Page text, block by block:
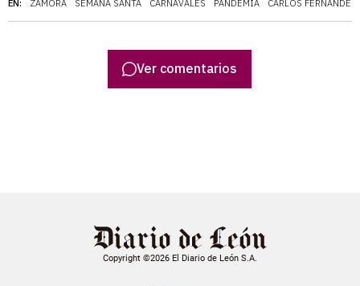
EN: ZAMORA SEMANA SANTA CARNAVALES PANDEMIA CARLOS
Ver comentarios
Copyright ©2026 El Diario de León S.A.